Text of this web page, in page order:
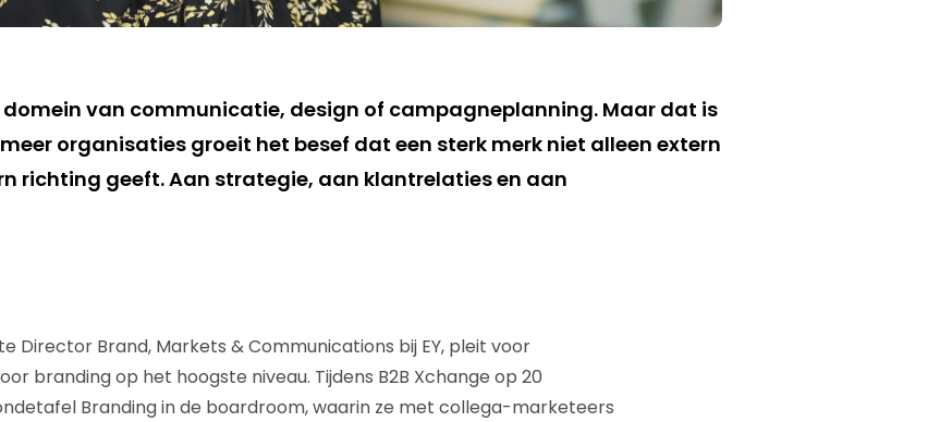
domein van communicatie, design of campagneplanning. Maar dat is
organisaties groeit het besef dat een sterk merk niet alleen extern
richting geeft. Aan strategie, aan klantrelaties en aan
Director Brand, Markets & Communications bij EY, pleit voor
branding op het hoogste niveau. Tijdens B2B Xchange op 20
Branding in de boardroom, waarin ze met collega-marketeers